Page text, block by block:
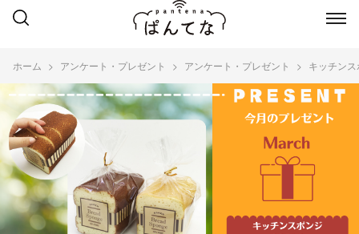
ホーム アンケート・プレゼント アンケート・プレゼント キッチン